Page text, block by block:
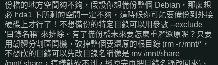
份檔的地方空間夠不夠，假設你想備份整個 Debian，那麼想
必 hda1 下所剩的空間一定不夠，這時候你可能要備份到外接
硬碟上才行了！不想備份的特定目錄可以用參數 --exclude
'目錄名稱' 來排除。有了備份檔未來要怎麼重灌還原呢？只要
用韌體分割區開機，砍掉整個要還原的根目錄 (rm -r /mnt/*，
不想砍的目錄可以先改目錄名稱像是 mv /mnt/share
/mnt/.share，這樣就砍不到，還原完再把目錄名稱改回來)、